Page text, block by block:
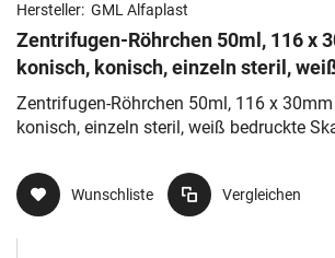
Hersteller: GML Alfaplast
Zentrifugen-Röhrchen 50ml, 116 x
konisch, konisch, einzeln steril,
Skala
Zentrifugen-Röhrchen 50ml, 116 x 30mm
konisch, einzeln steril, weiß bedruckte
Wunschliste Vergleichen